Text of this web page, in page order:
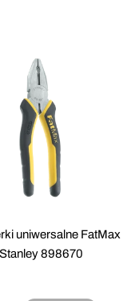
koszyka
uniwersalne FatMax
898670